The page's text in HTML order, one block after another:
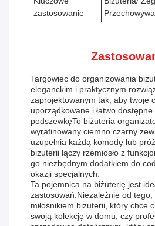
zastosowanie
Targowiec do organizowania
eleganckim i praktycznym
zaprojektowanym tak, aby twoje
uporządkowane i łatwo
podszewkęTo biżuteria
wyrafinowany ciemno czarny
uzupełnia każdą komodę lub
biżuterii łączy rzemiosło z
go niezbędnym dodatkiem do
okazji specjalnych.
Ta pojemnica na biżuterię jest
zastosowań.Niezależnie od tego,
miłośnikiem biżuterii, który chce
swoją kolekcję w domu, czy